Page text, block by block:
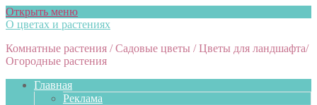
Открыть меню
О цветах и растениях
Комнатные растения / Садовые цветы / Цветы для ландшафта/
Огородные растения
Главная
Реклама